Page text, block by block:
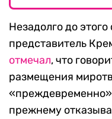
Незадолго до
представитель
отмечал, что
размещения
прежнему